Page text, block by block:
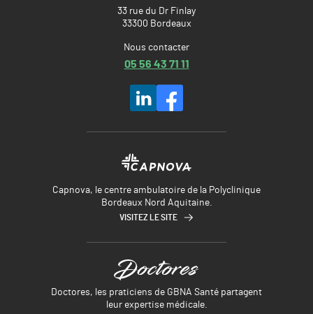
33 rue du Dr Finlay
33300 Bordeaux
Nous contacter
05 56 43 71 11
Capnova, le centre ambulatoire de la Polyclinique
Bordeaux Nord Aquitaine.
VISITEZ LE SITE
Doctores, les praticiens de GBNA Santé partagent
leur expertise médicale.